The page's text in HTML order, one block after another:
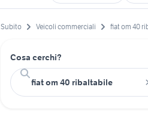
Subito Veicoli commerciali fiat om 40
Cosa cerchi?